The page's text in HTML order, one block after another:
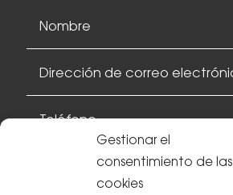
Gestionar el
consentimiento de las
cookies
politica de privacidad
He leído y acepto la